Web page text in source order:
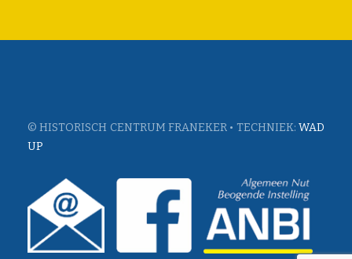
© HISTORISCH CENTRUM FRANEKER • TECHNIEK: WAD
UP